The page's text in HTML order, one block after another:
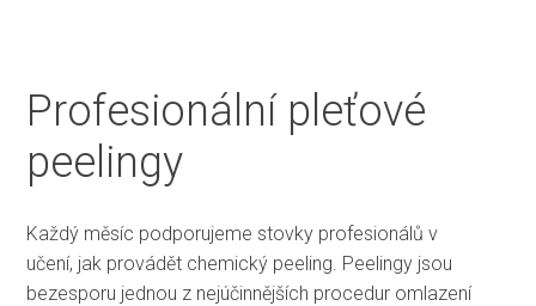
Profesionální pleťové
peelingy
Každý měsíc podporujeme stovky profesionálů v
učení, jak provádět chemický peeling. Peelingy jsou
bezesporu jednou z nejúčinnějších procedur omlazení